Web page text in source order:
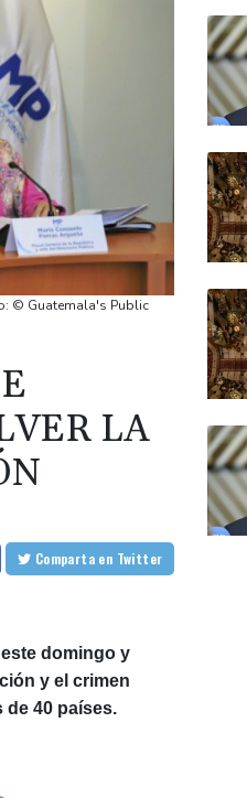
© Guatemala's Public
LA
Comparta en Twitter
domingo y
y el crimen
de 40 países.